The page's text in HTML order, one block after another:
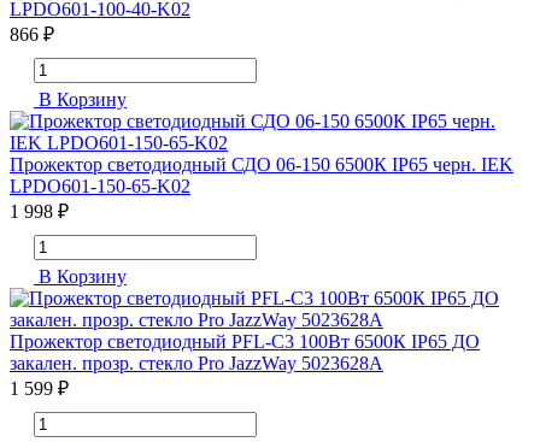
LPDO601-100-40-K02
866 ₽
В Корзину
Прожектор светодиодный СДО 06-150 6500К IP65 черн. IEK
LPDO601-150-65-K02
1 998 ₽
В Корзину
Прожектор светодиодный PFL-C3 100Вт 6500К IP65 ДО
закален. прозр. стекло Pro JazzWay 5023628A
1 599 ₽